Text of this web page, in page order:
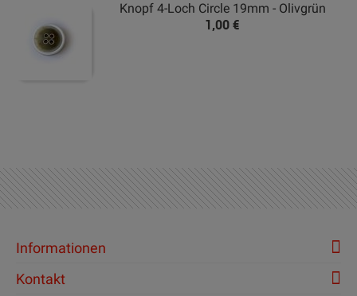
Knopf 4-Loch Circle 19mm - Olivgrün
1,00 €
Informationen
Kontakt